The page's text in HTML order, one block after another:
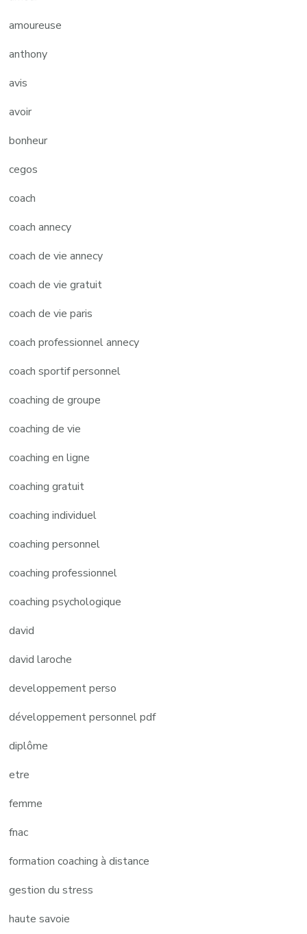
amoureuse
anthony
avis
avoir
bonheur
cegos
coach
coach annecy
coach de vie annecy
coach de vie gratuit
coach de vie paris
coach professionnel annecy
coach sportif personnel
coaching de groupe
coaching de vie
coaching en ligne
coaching gratuit
coaching individuel
coaching personnel
coaching professionnel
coaching psychologique
david
david laroche
developpement perso
développement personnel pdf
diplôme
etre
femme
fnac
formation coaching à distance
gestion du stress
haute savoie